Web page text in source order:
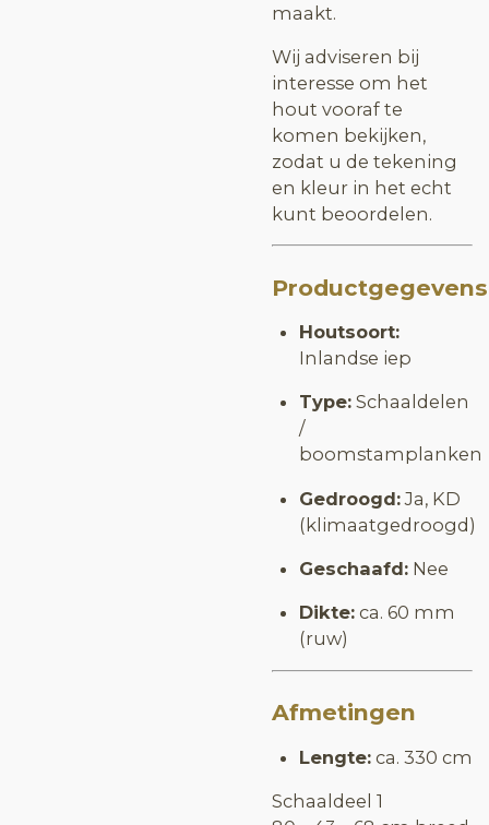
maakt.
Wij adviseren bij
interesse om het
hout vooraf te
komen bekijken,
zodat u de tekening
en kleur in het echt
kunt beoordelen.
Productgegevens
Houtsoort:
Inlandse iep
Type:Schaaldelen
/
boomstamplanken
Gedroogd:Ja, KD
(klimaatgedroogd)
Geschaafd:Nee
Dikte:ca. 60 mm
(ruw)
Afmetingen
Lengte:ca. 330 cm
Schaaldeel 1